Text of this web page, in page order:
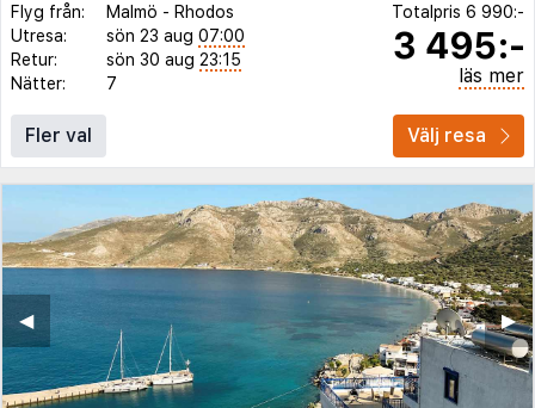
Flyg från: Malmö - Rhodos
Utresa:
sön 23 aug 07:00
Retur:
sön 30 aug 23:15
Nätter:
7
Totalpris 6 990:-
3 495:-
läs mer
Fler val Välj resa
▶︎
◀︎